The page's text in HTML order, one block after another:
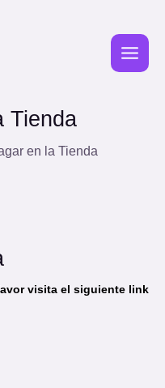
Tienda
en la Tienda
visita el siguiente